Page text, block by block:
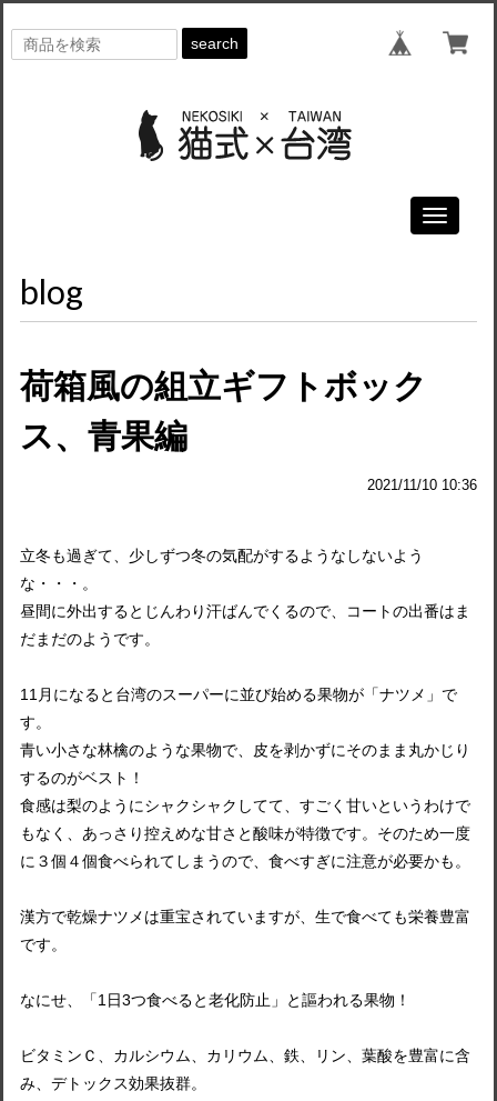
search
Toggle
blog
荷箱風の組立ギフトボック
ス、青果編
2021/11/10 10:36
立冬も過ぎて、少しずつ冬の気配がするようなしないよう
な・・・。
昼間に外出するとじんわり汗ばんでくるので、コートの出番はま
だまだのようです。
11月になると台湾のスーパーに並び始める果物が「ナツメ」で
す。
青い小さな林檎のような果物で、皮を剥かずにそのまま丸かじり
するのがベスト！
食感は梨のようにシャクシャクしてて、すごく甘いというわけで
もなく、あっさり控えめな甘さと酸味が特徴です。そのため一度
に３個４個食べられてしまうので、食べすぎに注意が必要かも。
漢方で乾燥ナツメは重宝されていますが、生で食べても栄養豊富
です。
なにせ、「1日3つ食べると老化防止」と謳われる果物！
ビタミンＣ、カルシウム、カリウム、鉄、リン、葉酸を豊富に含
み、デトックス効果抜群。